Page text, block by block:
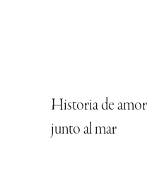
Historia de amor
junto al mar